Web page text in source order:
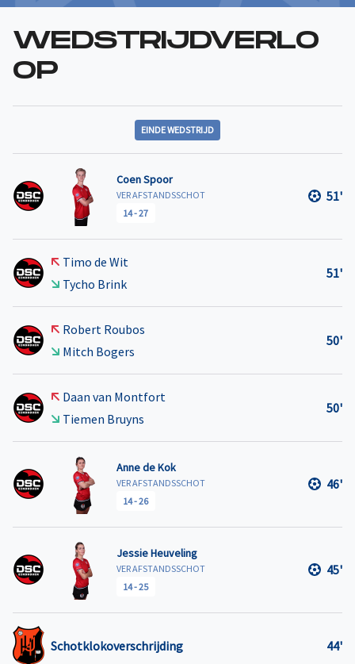
WEDSTRIJDVERLO
OP
EINDE WEDSTRIJD
Coen Spoor
VER AFSTANDSSCHOT
14-27
51'
Timo de Wit
Tycho Brink
51'
Robert Roubos
Mitch Bogers
50'
Daan van Montfort
Tiemen Bruyns
50'
Anne de Kok
VER AFSTANDSSCHOT
14-26
46'
Jessie Heuveling
VER AFSTANDSSCHOT
14-25
45'
Schotklokoverschrijding 44'